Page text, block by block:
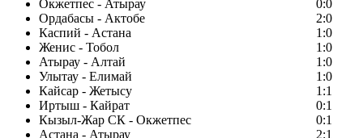
Окжетпес - Атырау
0:0
Ордабасы - Актобе
2:0
Каспий - Астана
1:0
Женис - Тобол
1:0
Атырау - Алтай
1:0
Улытау - Елимай
1:0
Кайсар - Жетысу
1:1
Иртыш - Кайрат
0:1
Кызыл-Жар СК - Окжетпес
0:1
Астана - Атырау
2:1